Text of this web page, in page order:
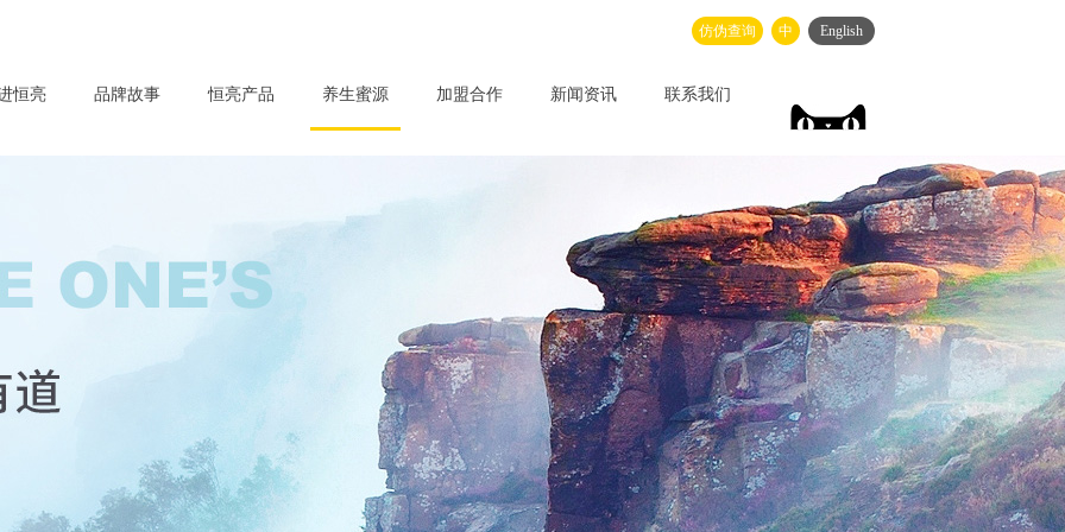
仿伪查询 中 English
恒亮 品牌故事 恒亮产品 养生蜜源 加盟合作 新闻资讯 联系我们